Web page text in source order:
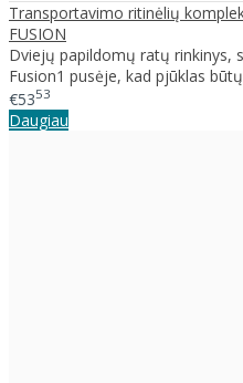
Transportavimo ritinėlių
FUSION
Dviejų papildomų ratų rinkinys,
Fusion1 pusėje, kad pjūklas
€5353
Daugiau